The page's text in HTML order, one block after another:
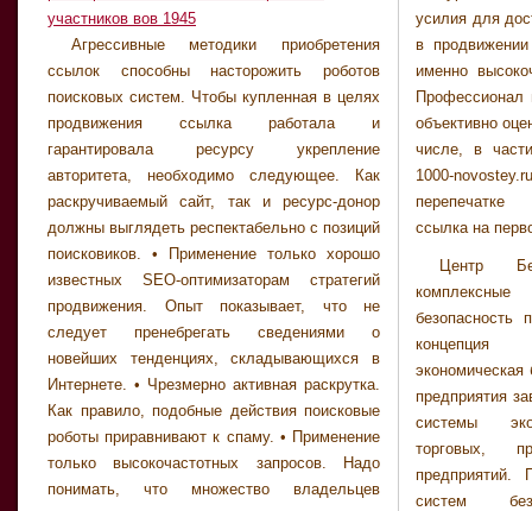
участников вов 1945
Агрессивные методики приобретения
ссылок способны насторожить роботов
поисковых систем. Чтобы купленная в целях
продвижения ссылка работала и
гарантировала ресурсу укрепление
авторитета, необходимо следующее. Как
раскручиваемый сайт, так и ресурс-донор
должны выглядеть респектабельно с позиций
поисковиков. • Применение только хорошо
известных SEO-оптимизаторам стратегий
продвижения. Опыт показывает, что не
следует пренебрегать сведениями о
новейших тенденциях, складывающихся в
Интернете. • Чрезмерно активная раскрутка.
Как правило, подобные действия поисковые
роботы приравнивают к спаму. • Применение
только высокочастотных запросов. Надо
понимать, что множество владельцев
усилия для
в продвижении и использует в этих целях
именно высокочастотные ключевые фразы.
Профессионал в области SEO, как правило,
объективно оценивает бюджет проекта, в том
числе, в части выбора запросов. © 2012,
1000-novostey.ru . Все права защищены. При
перепечатке материалов, кликабельная
ссылка на
Центр
безопасность
концепция
экономическая
предприятия
системы
торговых,
предприятий.
систем